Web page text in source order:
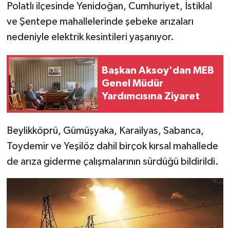
Polatlı ilçesinde Yenidoğan, Cumhuriyet, İstiklal
ve Şentepe mahallelerinde şebeke arızaları
nedeniyle elektrik kesintileri yaşanıyor.
Başkan Aksoy'dan MEB
Genel Müdür
Yardımcısına Ziyaret
Beylikköprü, Gümüşyaka, Karailyas, Sabanca,
Toydemir ve Yeşilöz dahil birçok kırsal mahallede
de arıza giderme çalışmalarının sürdüğü bildirildi.